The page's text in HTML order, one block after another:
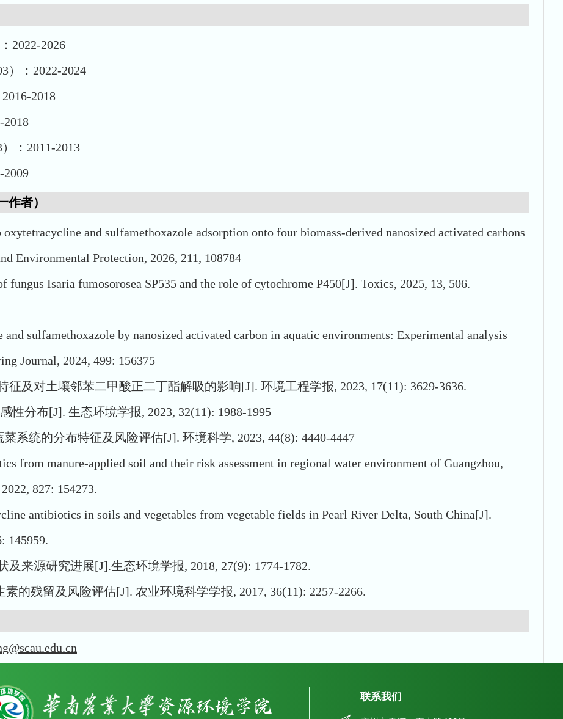
2022-2026
）：2022-2024
2018
2018
：2011-2013
2009
者）
and sulfamethoxazole adsorption onto four biomass-derived nanosized activated carbons
Environmental Protection, 2026, 211, 108784
Isaria fumosorosea SP535 and the role of cytochrome P450[J]. Toxics, 2025, 13, 506.
sulfamethoxazole by nanosized activated carbon in aquatic environments: Experimental analysis
Journal, 2024, 499: 156375
及对土壤邻苯二甲酸正二丁酯解吸的影响[J]. 环境工程学报, 2023, 17(11): 3629-3636.
性分布[J]. 生态环境学报, 2023, 32(11): 1988-1995
系统的分布特征及风险评估[J]. 环境科学, 2023, 44(8): 4440-4447
from manure-applied soil and their risk assessment in regional water environment of Guangzhou,
827: 154273.
antibiotics in soils and vegetables from vegetable fields in Pearl River Delta, South China[J].
145959.
来源研究进展[J].生态环境学报, 2018, 27(9): 1774-1782.
的残留及风险评估[J]. 农业环境科学学报, 2017, 36(11): 2257-2266.
联系我们